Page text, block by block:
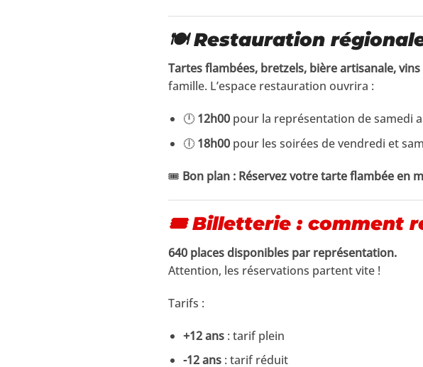
🍽️ Restauration
Tartes flambées, bretzels, bière artisanale,
famille. L’espace restauration ouvrira :
🕛 12h00pour la représentation de samedi
🕕 18h00pour les soirées de vendredi et
🎟️ Bon plan : Réservez votre tarte flambée en
🎟️ Billetterie : comment
640 places disponibles par représentation.
Attention, les réservations partent vite !
Tarifs :
+12 ans: tarif plein
-12 ans: tarif réduit